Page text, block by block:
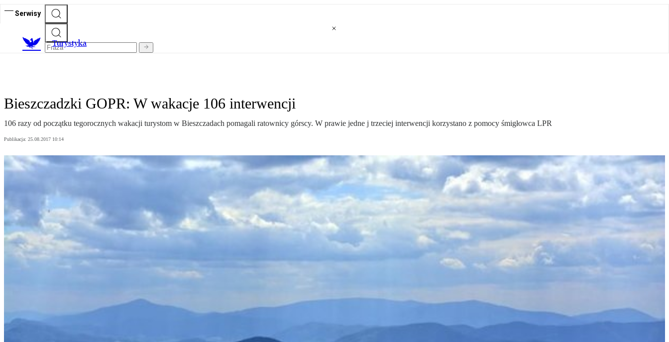
Serwisy
Turystyka
Bieszczadzki GOPR: W wakacje 106 interwencji
106 razy od początku tegorocznych wakacji turystom w Bieszczadach pomagali ratownicy górscy. W prawie jedne j trzeciej interwencji korzystano z pomocy śmigłowca LPR
Publikacja: 25.08.2017 10:14